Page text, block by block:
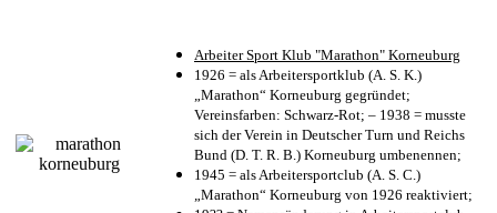
Arbeiter Sport Klub "Marathon" Korneuburg
1926 = als Arbeitersportklub (A. S. K.)
„Marathon“ Korneuburg gegründet;
Vereinsfarben: Schwarz-Rot; – 1938 = musste
sich der Verein in Deutscher Turn und Reichs
Bund (D. T. R. B.) Korneuburg umbenennen;
1945 = als Arbeitersportclub (A. S. C.)
„Marathon“ Korneuburg von 1926 reaktiviert;